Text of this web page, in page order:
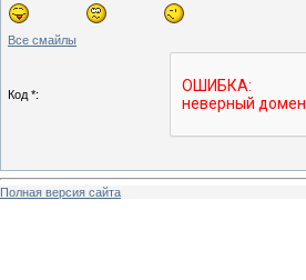
Все смайлы
Код *:
Полная версия сайта